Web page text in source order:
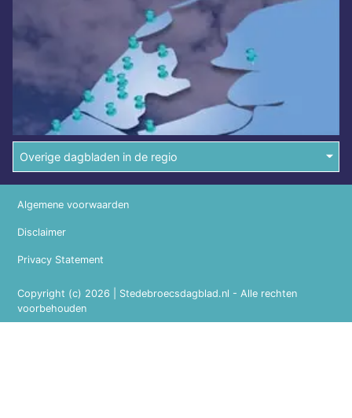
Overige dagbladen in de regio
Copyright (c) 2026 | Stedebroecsdagblad.nl - Alle rechten
voorbehouden
Algemene voorwaarden
Disclaimer
Privacy Statement